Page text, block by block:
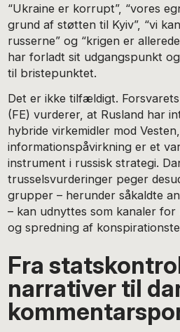
“Ukraine er korrupt”, “vores
grund af støtten til Kyiv”, “vi
russerne” og “krigen er
har forladt sit udgangspunkt
til bristepunktet.
Det er ikke tilfældigt.
(FE) vurderer, at Rusland har
hybride virkemidler mod
informationspåvirkning er et
instrument i russisk strategi.
trusselsvurderinger peger
grupper – herunder såkaldte
– kan udnyttes som kanaler
og spredning af
Fra
narrativer til